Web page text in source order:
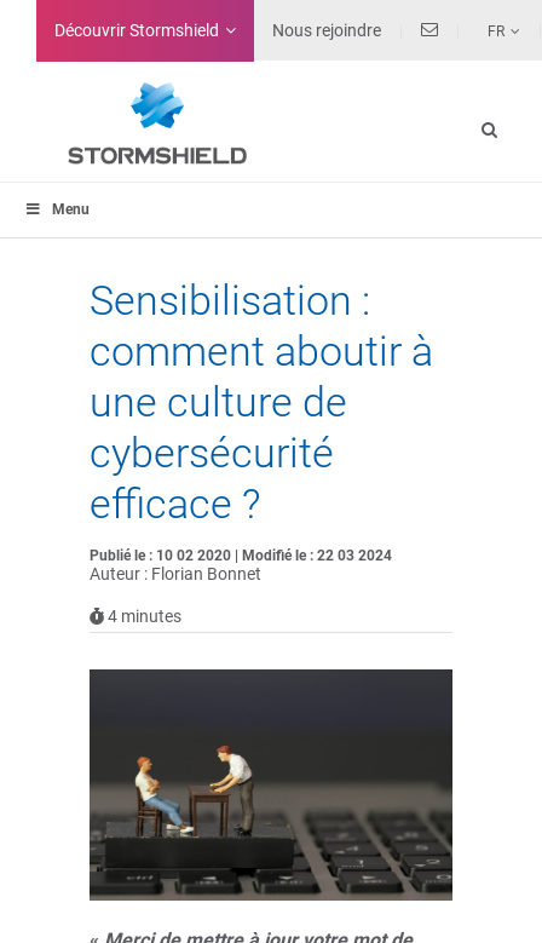
Découvrir Stormshield Nous rejoindre FR
Menu
Sensibilisation :
comment aboutir à
une culture de
cybersécurité
efficace ?
Publié le : 10 02 2020 | Modifié le : 22 03 2024
Auteur : Florian Bonnet
4 minutes